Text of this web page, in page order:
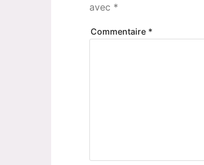
avec *
Commentaire *